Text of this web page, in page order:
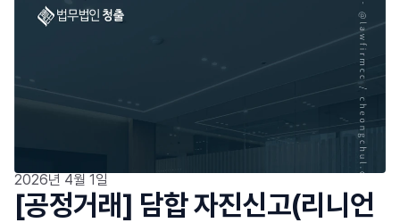
2026년 4월 1일
[공정거래] 담합 자진신고(리니언